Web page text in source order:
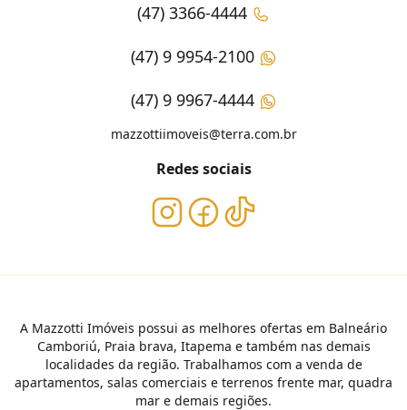
(47) 3366-4444
(47) 9 9954-2100
(47) 9 9967-4444
mazzottiimoveis@terra.com.br
Redes sociais
A Mazzotti Imóveis possui as melhores ofertas em Balneário
Camboriú, Praia brava, Itapema e também nas demais
localidades da região. Trabalhamos com a venda de
apartamentos, salas comerciais e terrenos frente mar, quadra
mar e demais regiões.